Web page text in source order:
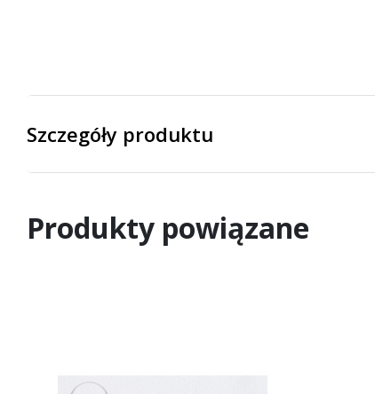
Szczegóły produktu
Produkty powiązane